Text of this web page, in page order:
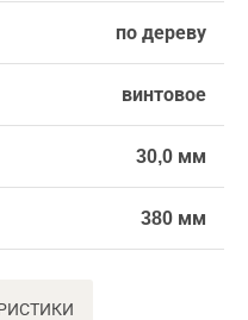
по дереву
винтовое
30,0 мм
380 мм